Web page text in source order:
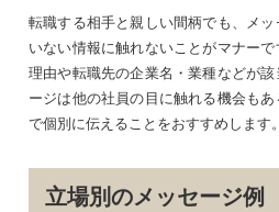
転職する相手と親しい間柄でも、メ
いない情報に触れないことがマナー
理由や転職先の企業名・業種などが
ージは他の社員の目に触れる機会も
で個別に伝えることをおすすめします。
立場別のメッセージ例